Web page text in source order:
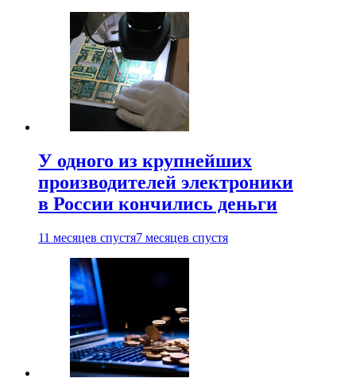
У одного из крупнейших
производителей электроники
в России кончились деньги
11 месяцев спустя7 месяцев спустя